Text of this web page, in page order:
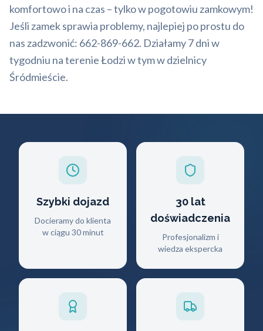
komfortowo i na czas – tylko w pogotowiu zamkowym!
Jeśli zamek sprawia problemy, najlepiej po prostu do
nas zadzwonić: 662-869-662. Działamy 7 dni w
tygodniu na terenie Łodzi w tym w dzielnicy
Śródmieście.
Szybki dojazd
Docieramy do klienta
w ciągu 30 minut
30 lat
doświadczenia
Profesjonalizm i
wiedza ekspercka